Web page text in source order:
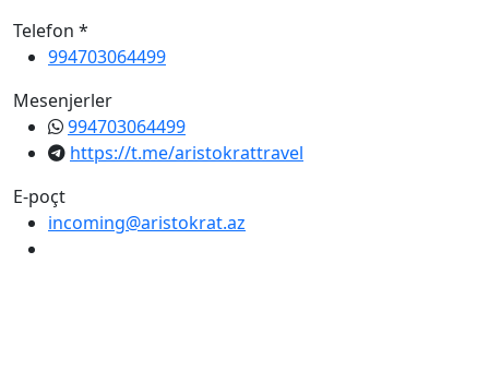
Telefon *
994703064499
Mesenjerler
994703064499
https://t.me/aristokrattravel
E-poçt
incoming@aristokrat.az